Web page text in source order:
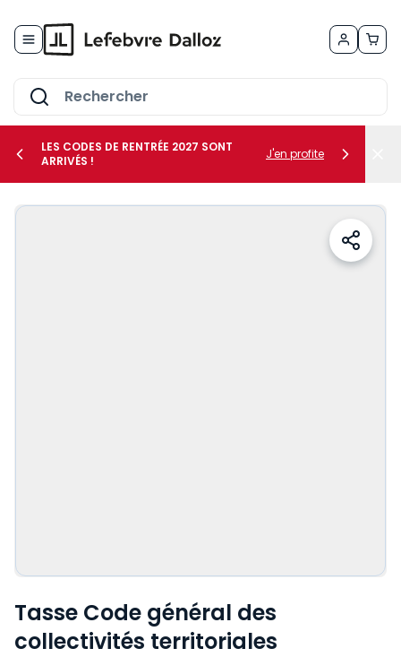
le sous-menu Vos métiers
LES CODES DE RENTRÉE 2027 SONT
ARRIVÉS !
J'en profite
Tasse Code général des
collectivités territoriales